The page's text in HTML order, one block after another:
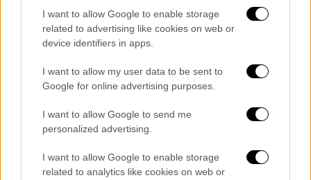
I want to allow Google to enable storage
related to advertising like cookies on web or
device identifiers in apps.
I want to allow my user data to be sent to
Google for online advertising purposes.
I want to allow Google to send me
personalized advertising.
I want to allow Google to enable storage
related to analytics like cookies on web or
Τη Δευτέρα 28 Απριλίου 2025 θα
καταβληθούν οι κύριες συντάξεις των
τέως Ταμείων Μισθωτών [ΙΚΑ-ΕΤΑΜ,
τραπεζών, ΟΤΕ, ΔΕΗ, ΛΟΙΠΩΝ
ΕΝΤΑΣΣΟΜΕΝΩΝ (ΤΣΕΑΠΓΣΟ, ΤΣΠ-
καθώς και οι κύριες και οι επικουρικές
συντάξεις του Δημοσίου.
Διαβάστε ακόμη